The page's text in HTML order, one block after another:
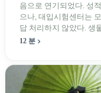
음으로 연기되었다. 성
으나, 대입시험센터는
답 처리하지 않았다. 생
류 등에 대해 당국은 "답
12 분